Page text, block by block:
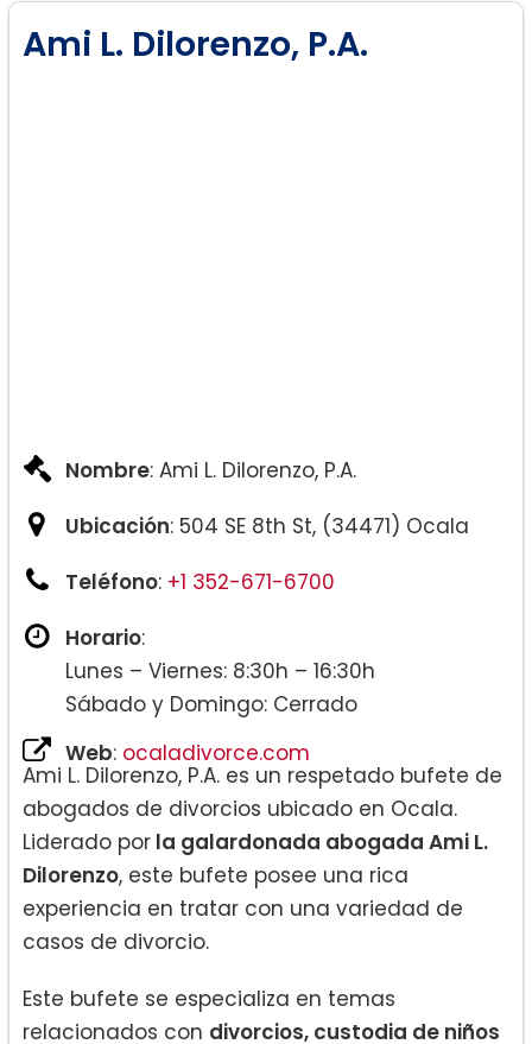
Ami L. Dilorenzo, P.A.
Nombre: Ami L. Dilorenzo, P.A.
Ubicación: 504 SE 8th St, (34471) Ocala
Teléfono: +1 352-671-6700
Horario:
Lunes – Viernes: 8:30h – 16:30h
Sábado y Domingo: Cerrado
Web: ocaladivorce.com
Ami L. Dilorenzo, P.A. es un respetado bufete de
abogados de divorcios ubicado en Ocala.
Liderado por la galardonada abogada Ami L.
Dilorenzo, este bufete posee una rica
experiencia en tratar con una variedad de
casos de divorcio.
Este bufete se especializa en temas
relacionados con divorcios, custodia de niños